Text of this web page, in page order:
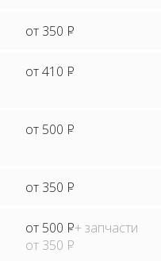
от 350 Р
от 410 Р
от 500 Р
от 350 Р
от 500 Р+ запчасти
от 350 Р